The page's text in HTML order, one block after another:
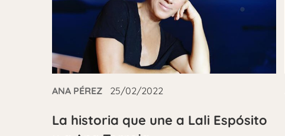
ANA PÉREZ 25/02/2022
La historia que une a Lali Espósito